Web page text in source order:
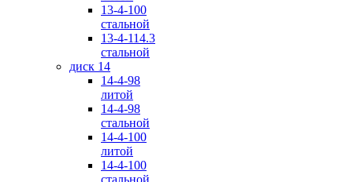
13-4-100
стальной
13-4-114.3
стальной
диск 14
14-4-98
литой
14-4-98
стальной
14-4-100
литой
14-4-100
стальной